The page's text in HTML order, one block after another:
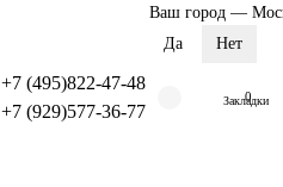
Ваш город —
+7 (495)822-47-48
+7 (929)577-36-77
0
Закладки